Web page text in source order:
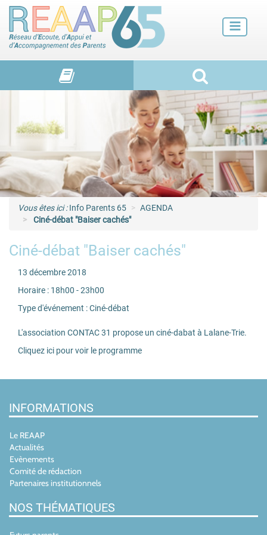
Petite enfance
Enfance
Adolescence et jeunes adultes
Vie de familles
Vous êtes ici :Info Parents 65
AGENDA
Ciné-débat "Baiser cachés"
Ciné-débat "Baiser cachés"
13 décembre2018
Horaire : 18h00 - 23h00
Type d'événement :Ciné-débat
L'association CONTAC 31 propose un ciné-dabat à Lalane-Trie.
Cliquez ici pour voir le programme
INFORMATIONS
Le REAAP
Actualités
Evènements
Comité de rédaction
Partenaires institutionnels
NOS THÉMATIQUES